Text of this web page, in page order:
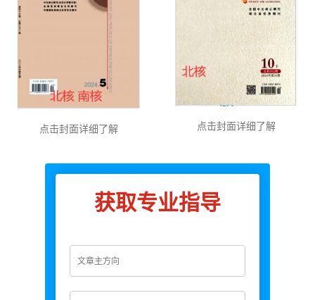
点击封面详细了解 点击封面详细了解
获取专业指导